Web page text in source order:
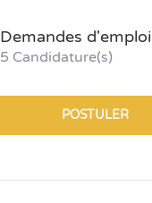
Demandes d'emploi
5 Candidature(s)
POSTULER